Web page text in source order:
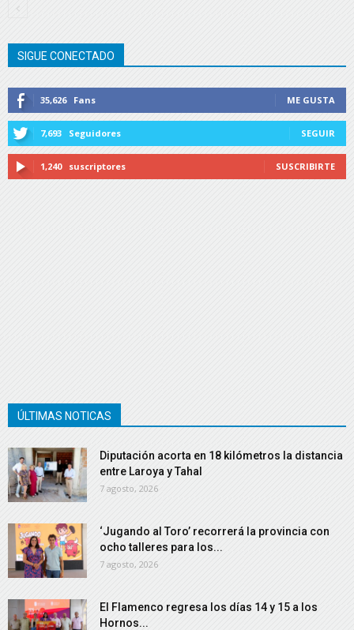
SIGUE CONECTADO
35,626 Fans ME GUSTA
7,693 Seguidores SEGUIR
1,240 suscriptores SUSCRIBIRTE
ÚLTIMAS NOTICAS
Diputación acorta en 18 kilómetros la distancia
entre Laroya y Tahal
7 agosto, 2026
‘Jugando al Toro’ recorrerá la provincia con
ocho talleres para los...
7 agosto, 2026
El Flamenco regresa los días 14 y 15 a los
Hornos...